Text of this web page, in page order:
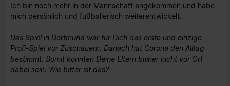
Ich bin noch mehr in der Mannschaft angekommen und habe
mich persönlich und fußballerisch weiterentwickelt.
Das Spiel in Dortmund war für Dich das erste und einzige
Profi-Spiel vor Zuschauern. Danach hat Corona den Alltag
bestimmt. Somit konnten Deine Eltern bisher nicht vor Ort
dabei sein. Wie bitter ist das?